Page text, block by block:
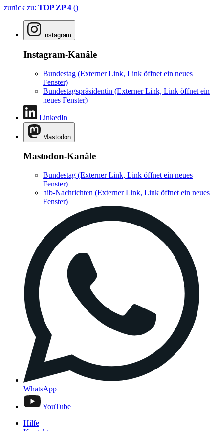
zurück zu: TOP ZP 4 ()
Instagram
Instagram-Kanäle
Bundestag (Externer Link, Link öffnet ein neues
Fenster)
Bundestagspräsidentin (Externer Link, Link öffnet ein
neues Fenster)
LinkedIn
Mastodon
Mastodon-Kanäle
Bundestag (Externer Link, Link öffnet ein neues
Fenster)
hib-Nachrichten (Externer Link, Link öffnet ein neues
Fenster)
WhatsApp
YouTube
Hilfe